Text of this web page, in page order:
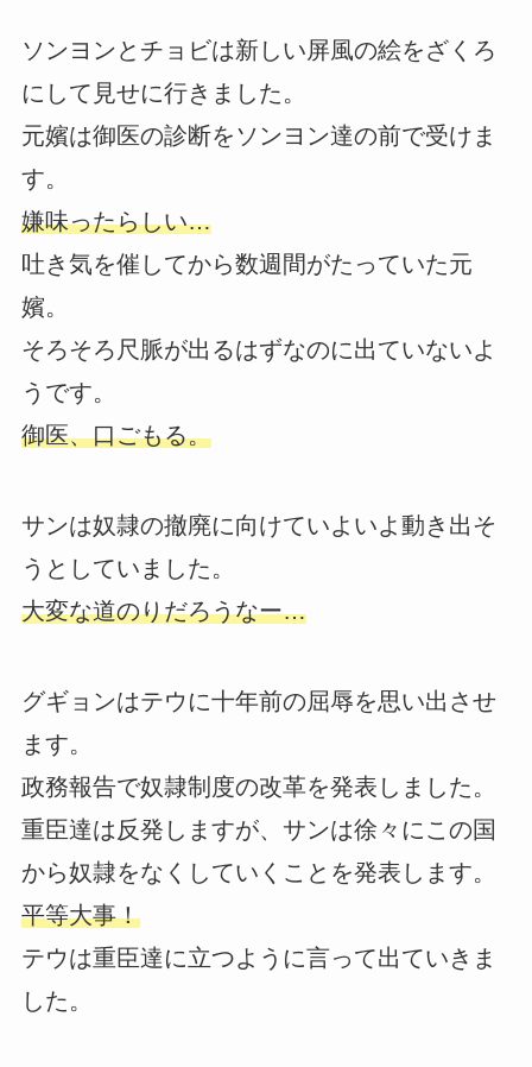
ソンヨンとチョビは新しい屏風の絵をざくろ
にして見せに行きました。
元嬪は御医の診断をソンヨン達の前で受けま
す。
嫌味ったらしい…
吐き気を催してから数週間がたっていた元
嬪。
そろそろ尺脈が出るはずなのに出ていないよ
うです。
御医、口ごもる。
サンは奴隷の撤廃に向けていよいよ動き出そ
うとしていました。
大変な道のりだろうなー…
グギョンはテウに十年前の屈辱を思い出させ
ます。
政務報告で奴隷制度の改革を発表しました。
重臣達は反発しますが、サンは徐々にこの国
から奴隷をなくしていくことを発表します。
平等大事！
テウは重臣達に立つように言って出ていきま
した。